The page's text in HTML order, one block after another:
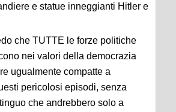
e statue inneggianti Hitler e
che TUTTE le forze politiche
nei valori della democrazia
ugualmente compatte a
pericolosi episodi, senza
che andrebbero solo a